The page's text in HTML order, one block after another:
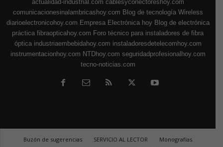
actualidad-industrial.com cablesyconectoreshoy.com
comunicacionesinalambricashoy.com Blog de tecnología Wireless
diarioelectronicohoy.com Empresa Electrónica hoy Blog de electrónica
práctica fibraopticahoy.com Foro técnico para instaladores de fibra
óptica industriaembebidahoy.com instaladoresdetelecomhoy.com
instrumentacionhoy.com NTDhoy.com seguridadprofesionalhoy.com
tecno-noticias.com
Buzón de sugerencias SERVICIO AL LECTOR
Monografías